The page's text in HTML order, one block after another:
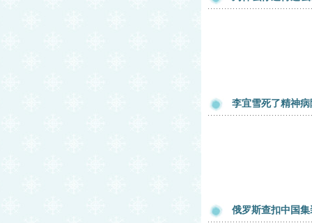
李宜雪死了精神
俄罗斯查扣中国